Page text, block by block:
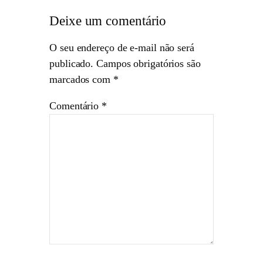
Deixe um comentário
O seu endereço de e-mail não será
publicado. Campos obrigatórios são
marcados com *
Comentário *